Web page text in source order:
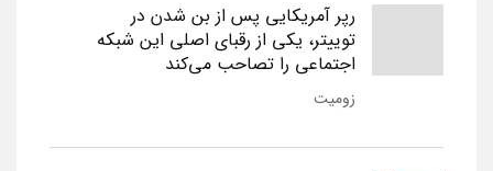
رپر آمریکایی پس از بن شدن در
توییتر، یکی از رقبای اصلی این شبکه
اجتماعی را تصاحب می‌کند
زومیت